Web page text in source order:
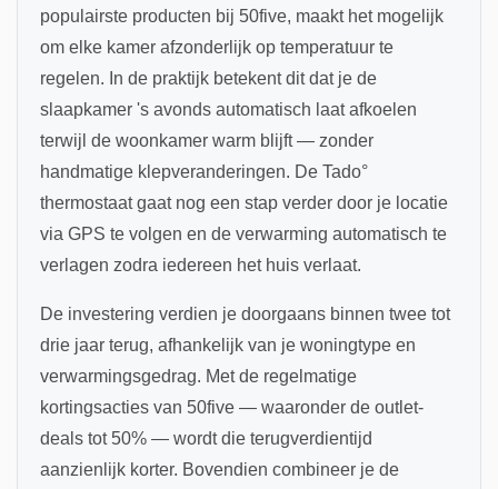
populairste producten bij 50five, maakt het mogelijk
om elke kamer afzonderlijk op temperatuur te
regelen. In de praktijk betekent dit dat je de
slaapkamer 's avonds automatisch laat afkoelen
terwijl de woonkamer warm blijft — zonder
handmatige klepveranderingen. De Tado°
thermostaat gaat nog een stap verder door je locatie
via GPS te volgen en de verwarming automatisch te
verlagen zodra iedereen het huis verlaat.
De investering verdien je doorgaans binnen twee tot
drie jaar terug, afhankelijk van je woningtype en
verwarmingsgedrag. Met de regelmatige
kortingsacties van 50five — waaronder de outlet-
deals tot 50% — wordt die terugverdientijd
aanzienlijk korter. Bovendien combineer je de